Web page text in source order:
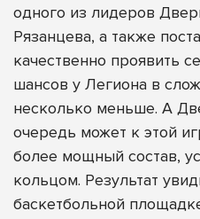
одного из лидеров
Рязанцева, а также
качественно проявить
шансов у Легиона в
несколько меньше. А
очередь может к этой
более мощный состав,
кольцом. Результат
баскетбольной